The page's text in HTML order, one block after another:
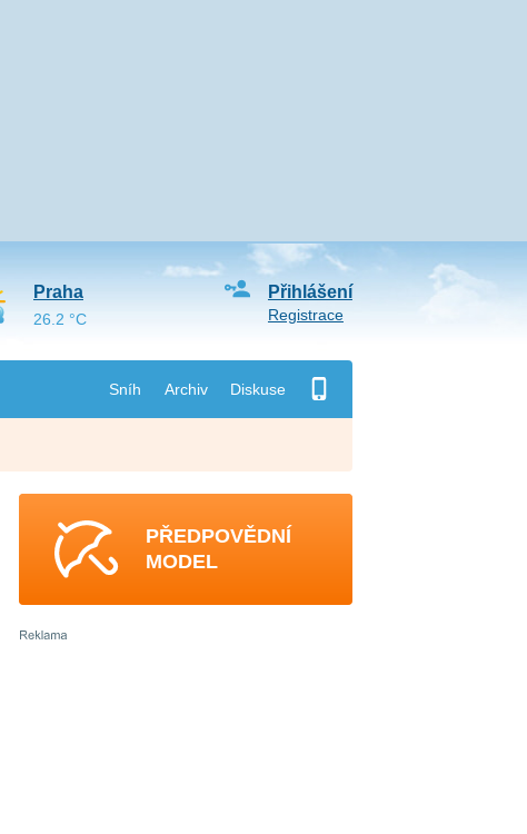
Sníh Archiv Diskuse
Přihlášení
Registrace
Praha
26.2 °C
PŘEDPOVĚDNÍ
MODEL